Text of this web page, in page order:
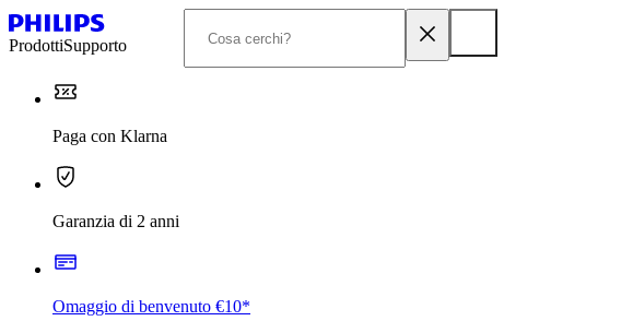
ProdottiSupporto
Paga con Klarna
Garanzia di 2 anni
Omaggio di benvenuto €10*